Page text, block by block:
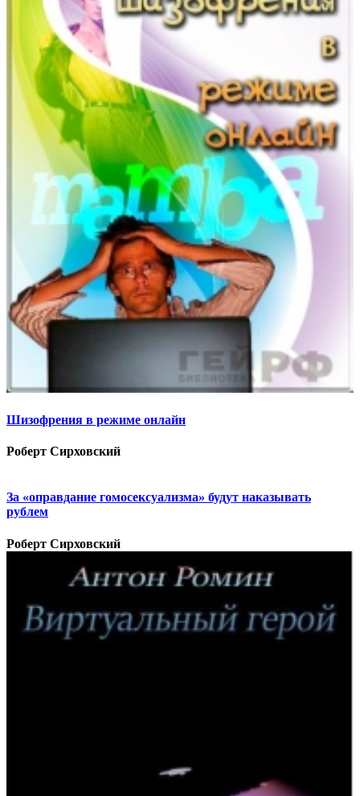
Шизофрения в режиме онлайн
Роберт Сирховский
За «оправдание гомосексуализма» будут наказывать
рублем
Роберт Сирховский